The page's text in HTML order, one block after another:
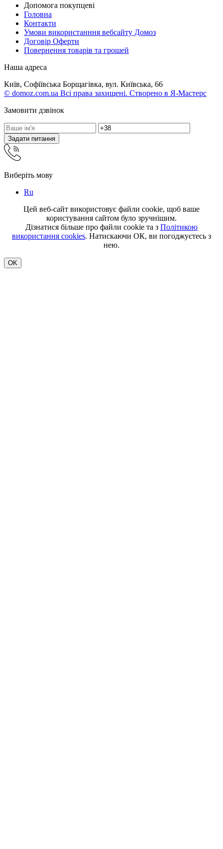
Допомога покупцеві
Головна
Контакти
Умови використанння вебсайту Домоз
Договір Оферти
Повернення товарів та грошей
Наша адреса
Київ, Софіївська Борщагівка, вул. Київська, 66
© domoz.com.ua Всі права захищені. Створено в Я-Мастерс
Замовити дзвінок
Задати питання
Виберіть мову
Ru
Цей веб-сайт використовує файли cookie, щоб ваше
користування сайтом було зручнішим.
Дізнатися більше про файли cookie та з Політикою
використання cookies. Натискаючи ОК, ви погоджуєтесь з
нею.
OK